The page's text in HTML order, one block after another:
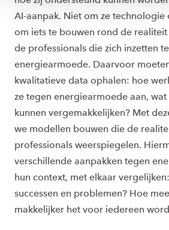
AI-aanpak. Niet om ze
om iets te bouwen rond de
de professionals die zich inzetten
energiearmoede. Daarvoor
kwalitatieve data ophalen: hoe
ze tegen energiearmoede aan,
kunnen vergemakkelijken? Met
we modellen bouwen die de
professionals weerspiegelen.
verschillende aanpakken tegen
hun context, met elkaar
successen en problemen? Hoe
makkelijker het voor iedereen